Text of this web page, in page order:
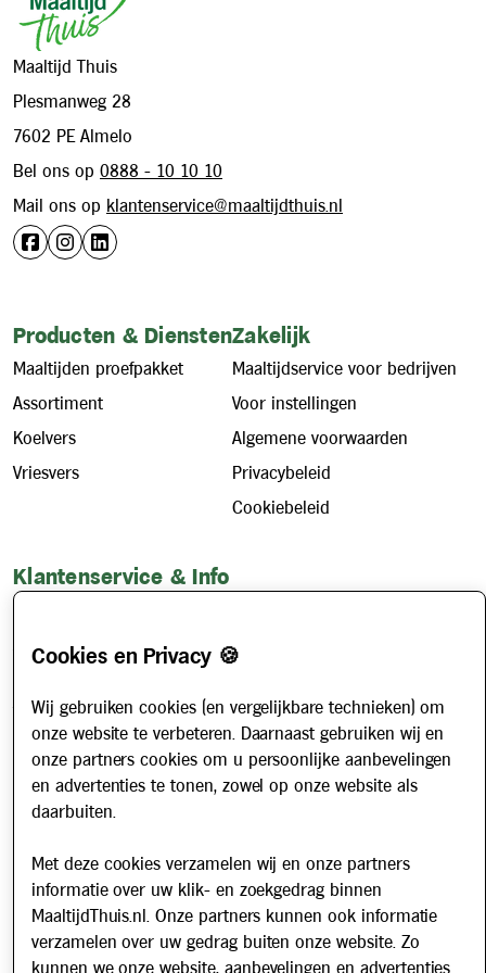
Maaltijd Thuis
Plesmanweg 28
7602 PE Almelo
Bel ons op 0888 - 10 10 10
Mail ons op klantenservice@maaltijdthuis.nl
Producten & Diensten
Maaltijden proefpakket
Assortiment
Koelvers
Vriesvers
Zakelijk
Maaltijdservice voor bedrijven
Voor instellingen
Algemene voorwaarden
Privacybeleid
Cookiebeleid
Klantenservice & Info
Account aanvragen
Veelgestelde vragen
Werken bij
Nieuws
Nieuwsbrief
Schrijf u in voor onze nieuwsbrief en blijf op de hoogte van
updates over Maaltijd Thuis!
E-mailadres
Cookies en Privacy 🍪
Wij gebruiken cookies (en vergelijkbare technieken) om
onze website te verbeteren. Daarnaast gebruiken wij en
onze partners cookies om u persoonlijke aanbevelingen
en advertenties te tonen, zowel op onze website als
daarbuiten.
Met deze cookies verzamelen wij en onze partners
informatie over uw klik- en zoekgedrag binnen
MaaltijdThuis.nl. Onze partners kunnen ook informatie
verzamelen over uw gedrag buiten onze website. Zo
kunnen we onze website, aanbevelingen en advertenties